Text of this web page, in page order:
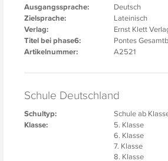
Ausgangssprache: Deutsch
Zielsprache: Lateinisch
Verlag: Ernst Klett
Titel bei phase6: Pontes
Artikelnummer: A2521
Schule Deutschland
Schultyp: Schule ab
Klasse:
5. Klasse
6. Klasse
7. Klasse
8. Klasse